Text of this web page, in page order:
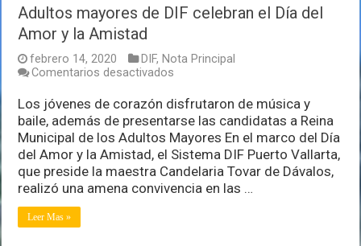
Adultos mayores de DIF celebran el Día del
Amor y la Amistad
febrero 14, 2020 DIF, Nota Principal
Comentarios desactivados
mayores
de
DIF
celebran
el
Día
Amor
Los jóvenes de corazón disfrutaron de música y
baile, además de presentarse las candidatas a Reina
Municipal de los Adultos Mayores En el marco del Día
del Amor y la Amistad, el Sistema DIF Puerto Vallarta,
que preside la maestra Candelaria Tovar de Dávalos,
realizó una amena convivencia en las …
Leer Mas »